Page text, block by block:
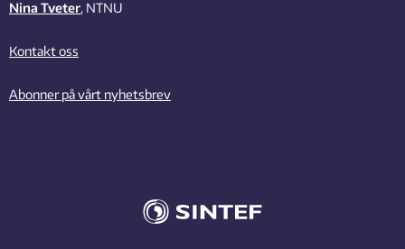
Nina Tveter, NTNU
Kontakt oss
Abonner på vårt nyhetsbrev